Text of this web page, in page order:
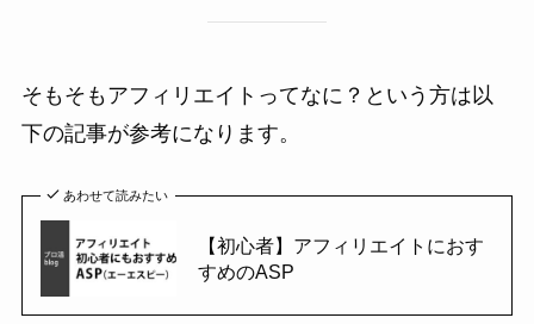
そもそもアフィリエイトってなに？という方は以
下の記事が参考になります。
あわせて読みたい
【初心者】アフィリエイトにおす
すめのASP